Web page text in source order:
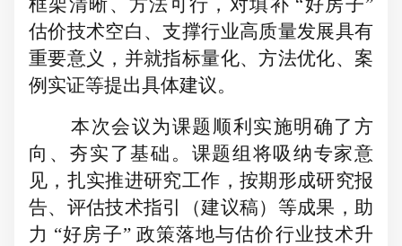
估价技术空白、支撑行业高质量发展具有
重要意义，并就指标量化、方法优化、案
例实证等提出具体建议。
本次会议为课题顺利实施明确了方
向、夯实了基础。课题组将吸纳专家意
见，扎实推进研究工作，按期形成研究报
告、评估技术指引（建议稿）等成果，助
力 “好房子” 政策落地与估价行业技术升